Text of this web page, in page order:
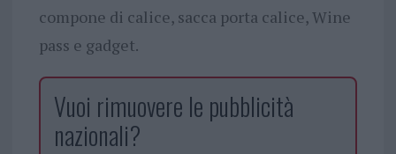
compone di calice, sacca porta calice, Wine
pass e gadget.
Vuoi rimuovere le pubblicità
nazionali?